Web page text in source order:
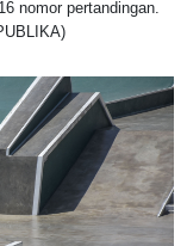
nomor pertandingan.